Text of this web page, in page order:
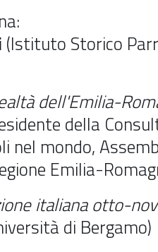
(Istituto Storico
dell'Emilia-
della
nel mondo,
Emilia-
italiana otto-
di Bergamo)